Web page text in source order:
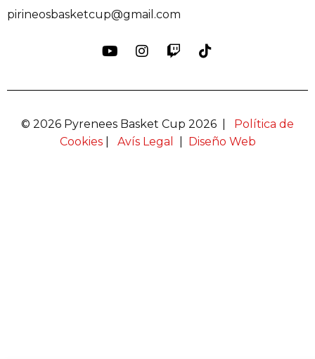
pirineosbasketcup@gmail.com
© 2026 Pyrenees Basket Cup 2026 | Política de
Cookies| Avís Legal Diseño Web